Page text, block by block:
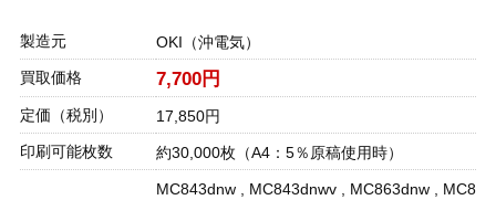
製造元
OKI（沖電気）
買取価格
7,700円
定価（税別）
17,850円
印刷可能枚数
約30,000枚（A4：5％原稿使用時）
MC843dnw , MC843dnwv , MC863dnw , MC8